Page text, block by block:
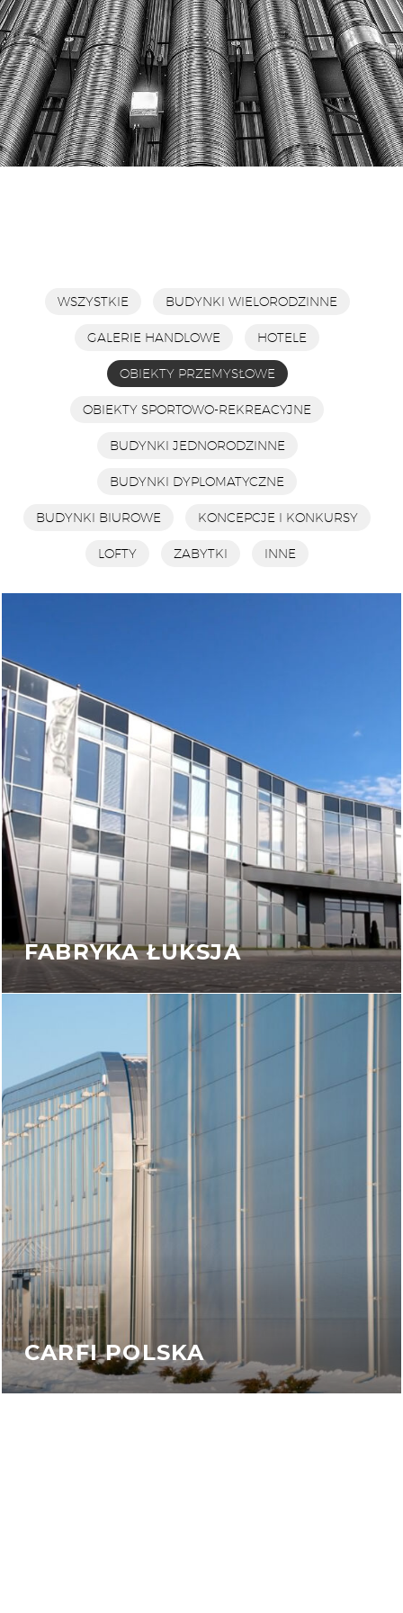
WSZYSTKIE BUDYNKI WIELORODZINNE
GALERIE HANDLOWE HOTELE
OBIEKTY PRZEMYSŁOWE
OBIEKTY SPORTOWO-REKREACYJNE
BUDYNKI JEDNORODZINNE
BUDYNKI DYPLOMATYCZNE
BUDYNKI BIUROWE KONCEPCJE I KONKURSY
LOFTY ZABYTKI INNE
FABRYKA ŁUKSJA
CARFI POLSKA